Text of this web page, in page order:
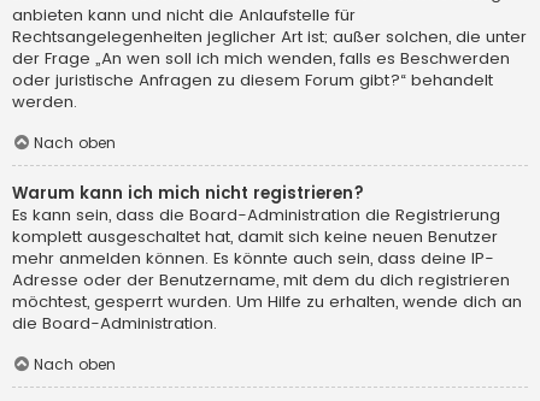
anbieten kann und nicht die Anlaufstelle für
Rechtsangelegenheiten jeglicher Art ist; außer solchen, die unter
der Frage „An wen soll ich mich wenden, falls es Beschwerden
oder juristische Anfragen zu diesem Forum gibt?“ behandelt
werden.
Nach oben
Warum kann ich mich nicht registrieren?
Es kann sein, dass die Board-Administration die Registrierung
komplett ausgeschaltet hat, damit sich keine neuen Benutzer
mehr anmelden können. Es könnte auch sein, dass deine IP-
Adresse oder der Benutzername, mit dem du dich registrieren
möchtest, gesperrt wurden. Um Hilfe zu erhalten, wende dich an
die Board-Administration.
Nach oben